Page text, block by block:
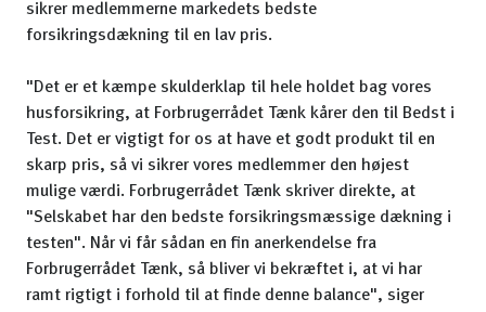
sikrer medlemmerne markedets bedste
forsikringsdækning til en lav pris.
"Det er et kæmpe skulderklap til hele holdet bag vores
husforsikring, at Forbrugerrådet Tænk kårer den til Bedst i
Test. Det er vigtigt for os at have et godt produkt til en
skarp pris, så vi sikrer vores medlemmer den højest
mulige værdi. Forbrugerrådet Tænk skriver direkte, at
"Selskabet har den bedste forsikringsmæssige dækning i
testen". Når vi får sådan en fin anerkendelse fra
Forbrugerrådet Tænk, så bliver vi bekræftet i, at vi har
ramt rigtigt i forhold til at finde denne balance", siger